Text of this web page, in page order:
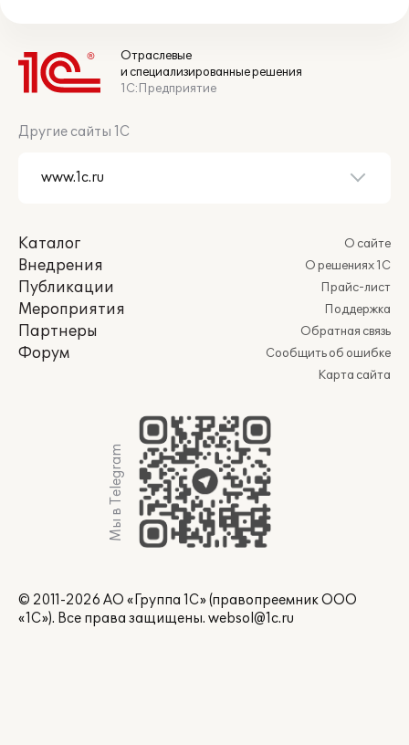
Отраслевые
и специализированные решения
1С:Предприятие
Другие сайты 1С
Каталог
Внедрения
Публикации
Мероприятия
Партнеры
Форум
О сайте
О решениях 1С
Прайс-лист
Поддержка
Обратная связь
Сообщить об ошибке
Карта сайта
Мы в Telegram
© 2011-2026 АО «Группа 1С» (правопреемник ООО
«1С»). Все права защищены. websol@1c.ru